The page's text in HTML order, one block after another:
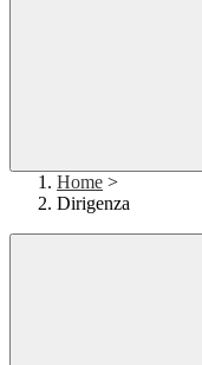
Home >
Dirigenza